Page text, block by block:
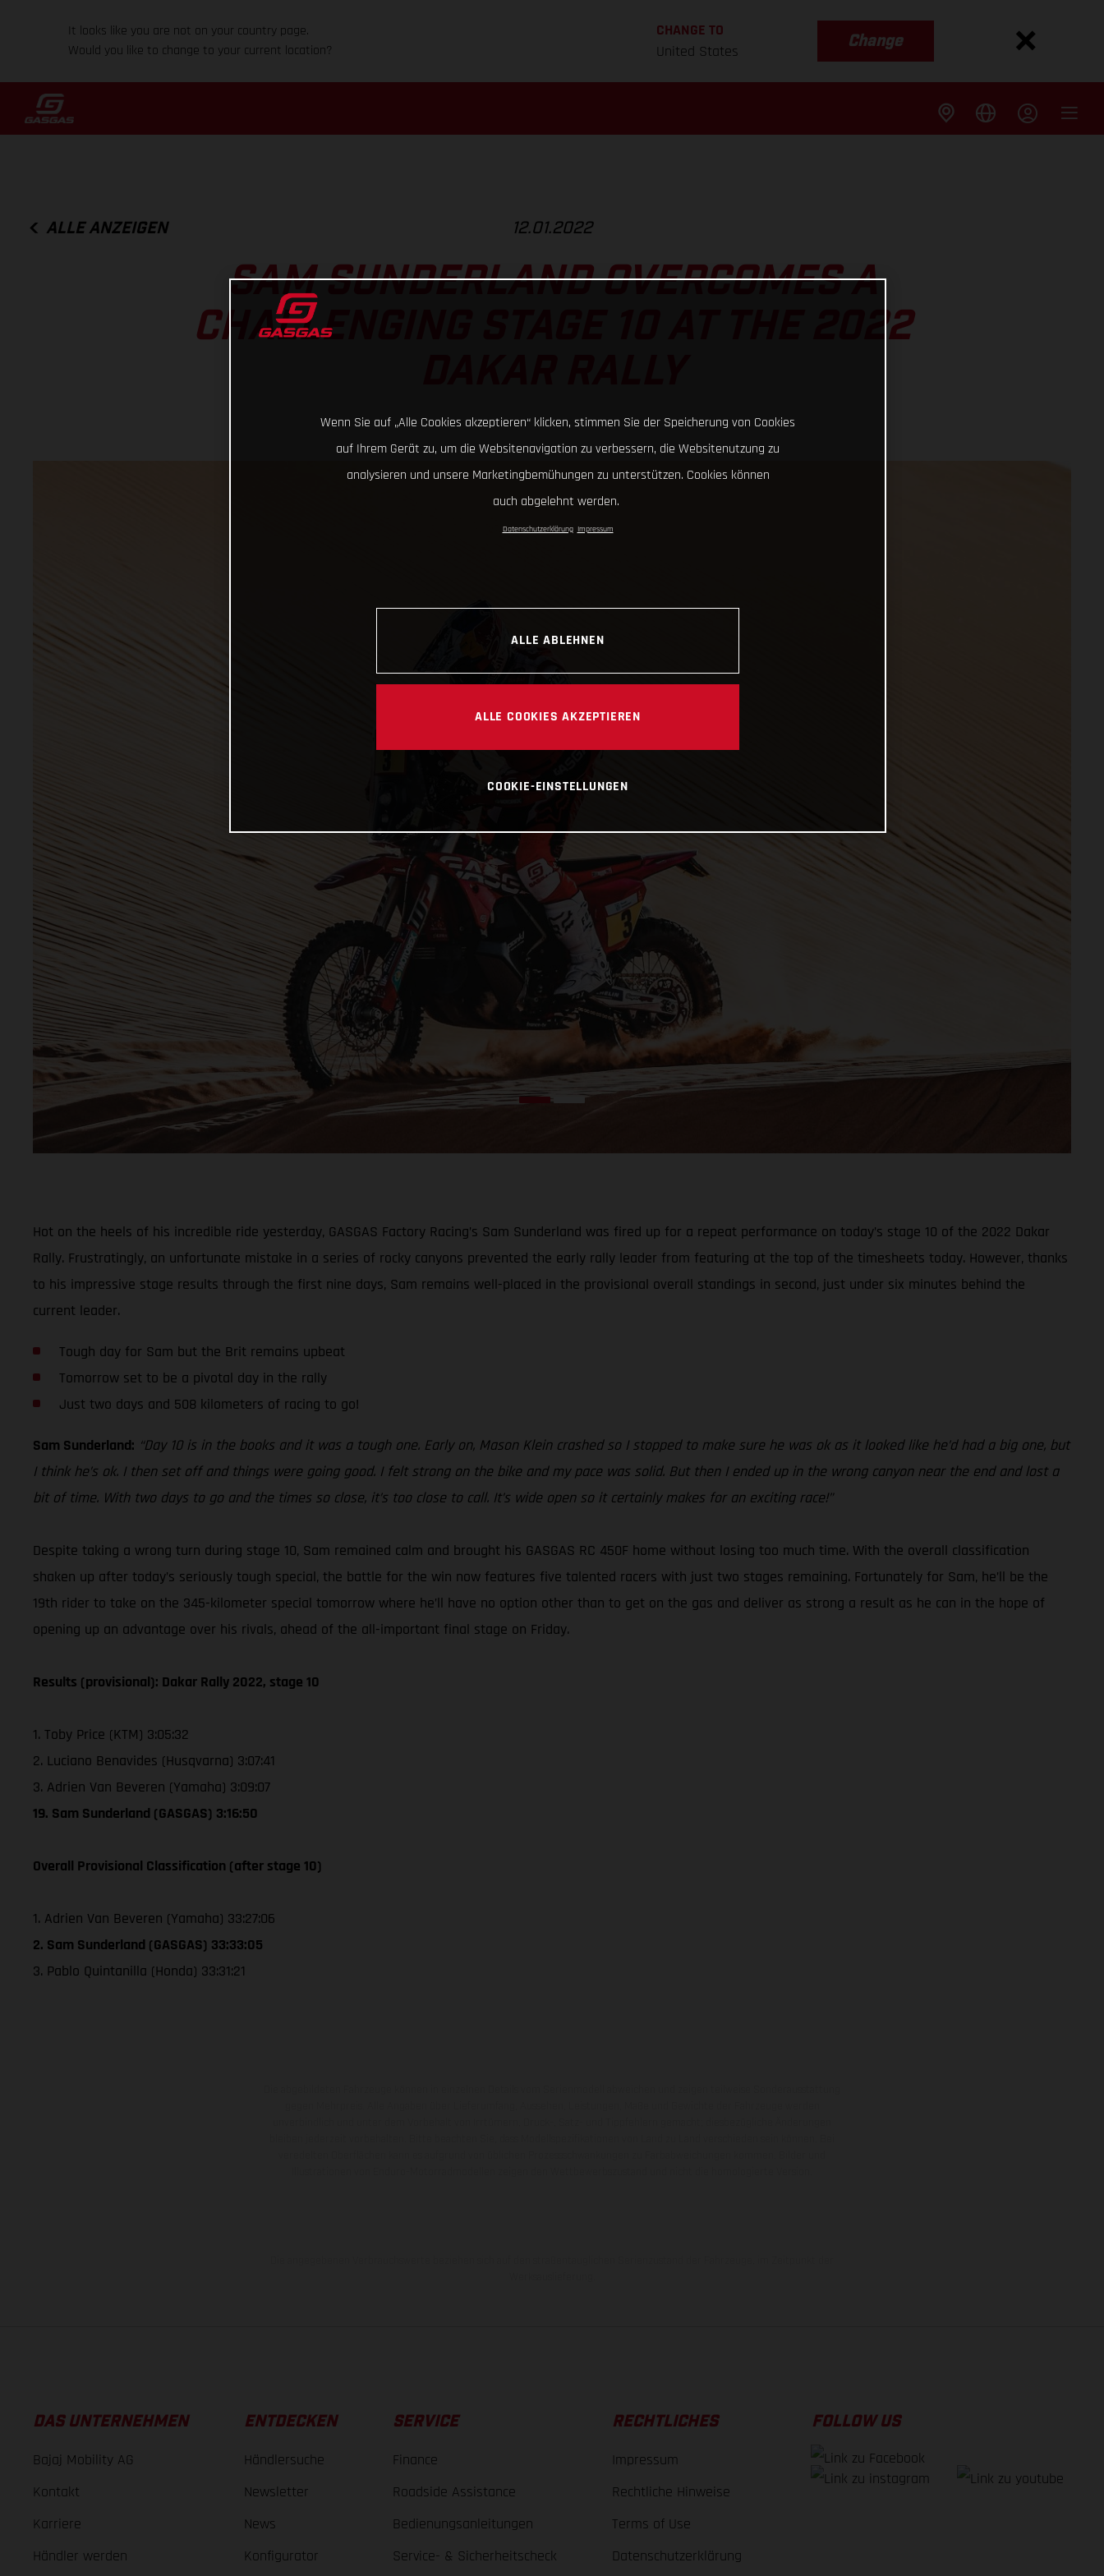
It looks like you are not on your country page.
Would you like to change to your current location?
CHANGE TO
United States
Change
ALLE ANZEIGEN 12.01.2022
SAM SUNDERLAND OVERCOMES A
CHALLENGING STAGE 10 AT THE 2022
Hot on the heels of his incredible ride yesterday, GASGAS Factory Racing’s Sam Sunderland was fired up for a repeat performance on today’s stage 10 of the 2022 Dakar
Rally. Frustratingly, an unfortunate mistake in a series of rocky canyons prevented the early rally leader from featuring at the top of the timesheets today. However, thanks
to his impressive stage results through the first nine days, Sam remains well-placed in the provisional overall standings in second, just under six minutes behind the
current leader.
Tough day for Sam but the Brit remains upbeat
Tomorrow set to be a pivotal day in the rally
Just two days and 508 kilometers of racing to go!
Sam Sunderland: “Day 10 is in the books and it was a tough one. Early on, Mason Klein crashed so I stopped to make sure he was ok as it looked like he’d had a big one, but
I think he’s ok. I then set off and things were going good. I felt strong on the bike and my pace was solid. But then I ended up in the wrong canyon near the end and lost a
bit of time. With two days to go and the times so close, it’s too close to call. It’s wide open so it certainly makes for an exciting race!”
Despite taking a wrong turn during stage 10, Sam remained calm and brought his GASGAS RC 450F home without losing too much time. With the overall classification
shaken up after today’s seriously tough special, the battle for the win now features five talented racers with just two stages remaining. Fortunately for Sam, he’ll be the
19th rider to take on the 345-kilometer special tomorrow where he’ll have no option other than to get on the gas and deliver as strong a result as he can in the hope of
opening up an advantage over his rivals, ahead of the all-important final stage on Friday.
Results (provisional): Dakar Rally 2022, stage 10
1. Toby Price (KTM) 3:05:32
2. Luciano Benavides (Husqvarna) 3:07:41
3. Adrien Van Beveren (Yamaha) 3:09:07
19. Sam Sunderland (GASGAS) 3:16:50
Overall Provisional Classification (after stage 10)
1. Adrien Van Beveren (Yamaha) 33:27:06
2. Sam Sunderland (GASGAS) 33:33:05
3. Pablo Quintanilla (Honda) 33:31:21
DAS UNTERNEHMEN
Bajaj Mobility AG
Kontakt
Karriere
Händler werden
ENTDECKEN
Händlersuche
Newsletter
News
Konfigurator
SERVICE
Finance
Roadside Assistance
Bedienungsanleitungen
Service- & Sicherheitscheck
RECHTLICHES
Impressum
Rechtliche Hinweise
Terms of Use
Datenschutzerklärung
FOLLOW US
Wenn Sie auf „Alle Cookies akzeptieren“ klicken, stimmen Sie der Speicherung von Cookies
auf Ihrem Gerät zu, um die Websitenavigation zu verbessern, die Websitenutzung zu
analysieren und unsere Marketingbemühungen zu unterstützen. Cookies können
auch abgelehnt werden.
Datenschutzerklärung Impressum
ALLE ABLEHNEN
ALLE COOKIES AKZEPTIEREN
COOKIE-EINSTELLUNGEN